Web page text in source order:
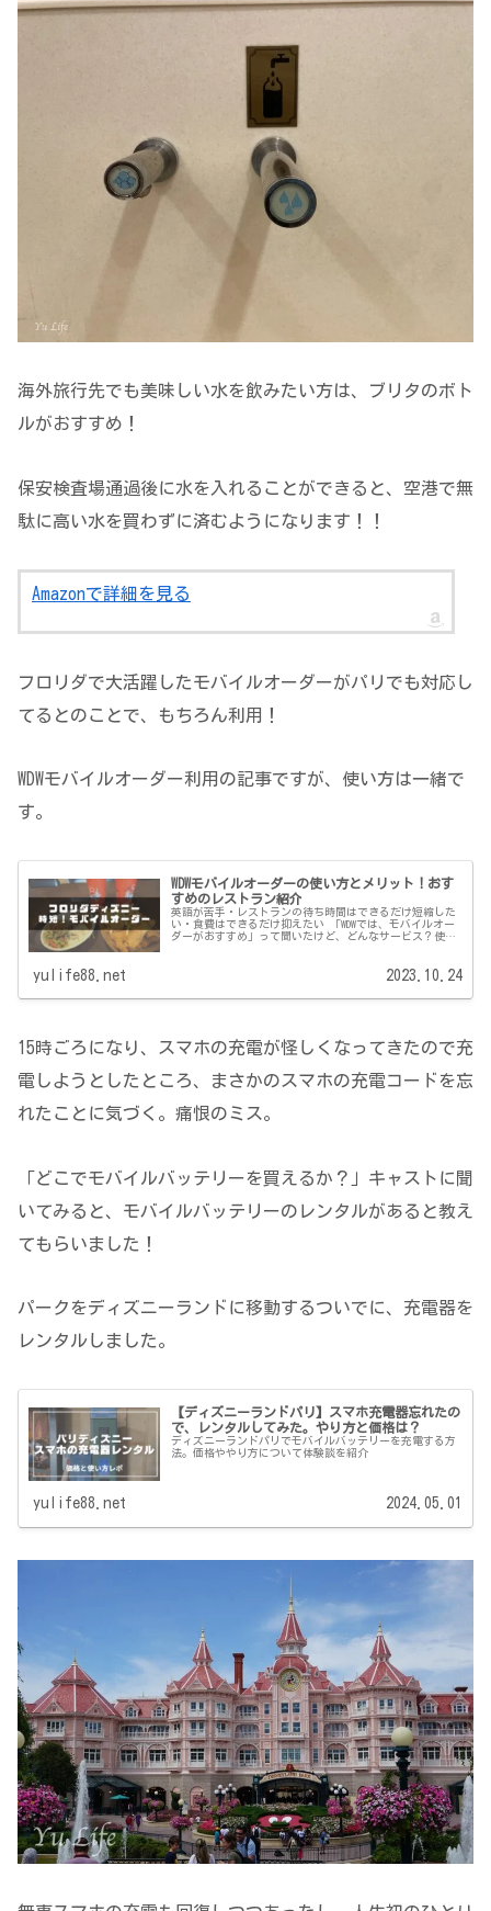
海外旅行先でも美味しい水を飲みたい方は、ブリタのボト
ルがおすすめ！
保安検査場通過後に水を入れることができると、空港で無
駄に高い水を買わずに済むようになります！！
Amazonで詳細を見る
フロリダで大活躍したモバイルオーダーがパリでも対応し
てるとのことで、もちろん利用！
WDWモバイルオーダー利用の記事ですが、使い方は一緒で
す。
WDWモバイルオーダーの使い方とメリット！おす
すめのレストラン紹介
英語が苦手・レストランの待ち時間はできるだけ短縮した
い・食費はできるだけ抑えたい 「WDWでは、モバイルオー
ダーがおすすめ」って聞いたけど、どんなサービス？使い
yulife88.net 2023.10.24
15時ごろになり、スマホの充電が怪しくなってきたので充
電しようとしたところ、まさかのスマホの充電コードを忘
れたことに気づく。痛恨のミス。
「どこでモバイルバッテリーを買えるか？」キャストに聞
いてみると、モバイルバッテリーのレンタルがあると教え
てもらいました！
パークをディズニーランドに移動するついでに、充電器を
レンタルしました。
【ディズニーランドパリ】スマホ充電器忘れたの
で、レンタルしてみた。やり方と価格は？
ディズニーランドパリでモバイルバッテリーを充電する方
法。価格ややり方について体験談を紹介
yulife88.net 2024.05.01